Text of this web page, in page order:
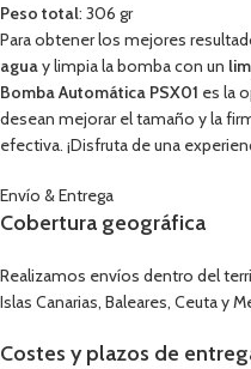
Peso total: 306 gr
Para obtener los mejores
aguay limpia la bomba con un
Bomba Automática PSX01 es la
desean mejorar el tamaño y la
efectiva. ¡Disfruta de una
Envío & Entrega
Cobertura geográfica
Realizamos envíos dentro del
Islas Canarias, Baleares, Ceuta y
Costes y plazos de